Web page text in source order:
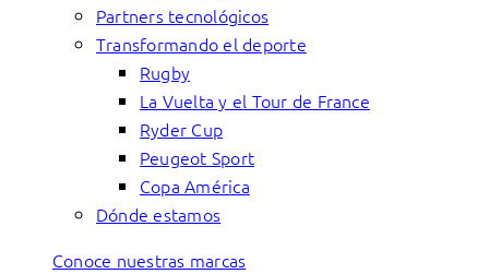
Partners tecnológicos
Transformando el deporte
Rugby
La Vuelta y el Tour de France
Ryder Cup
Peugeot Sport
Copa América
Dónde estamos
Conoce nuestras marcas